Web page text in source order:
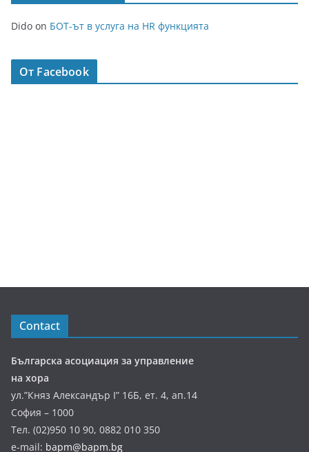
Dido on БОТ-ът в услуга на HR функцията
От Facebook
Contact
Българска асоциация за управление
на хора
ул.”Княз Александър І” 16Б, ет. 4, ап.14
София – 1000
Тел. (02)950 10 90, 0882 010 350
e-mail: bapm@bapm.bg